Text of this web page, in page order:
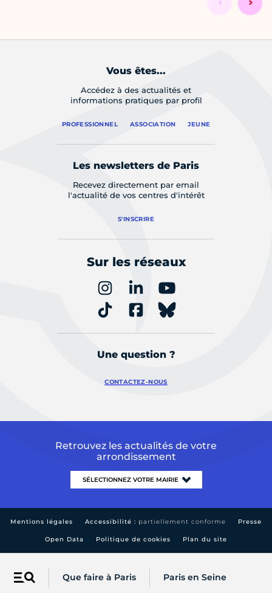
Menu Que faire à Paris Paris en Seine
Vous êtes...
Accédez à des actualités et
informations pratiques par profil
PROFESSIONNEL ASSOCIATION JEUNE
Les newsletters de Paris
Recevez directement par email
l'actualité de vos centres d'intérêt
S'INSCRIRE
Sur les réseaux
Une question ?
CONTACTEZ-NOUS
Retrouvez les actualités de votre
arrondissement
Mentions légales Accessibilité : partiellement conforme Presse
Open Data Politique de cookies Plan du site